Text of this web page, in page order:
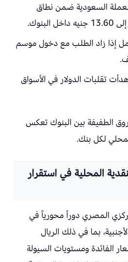
السعودية ضمن نطاق
إذا زاد الطلب مع دخول موسم
تقلبات الدولار في الأسواق
الطفيفة بين البنوك تعكس
لكل بنك.
المحلية في استقرار
المصري دوراً محورياً في
بما في ذلك الريال
الفائدة ومستويات السيولة